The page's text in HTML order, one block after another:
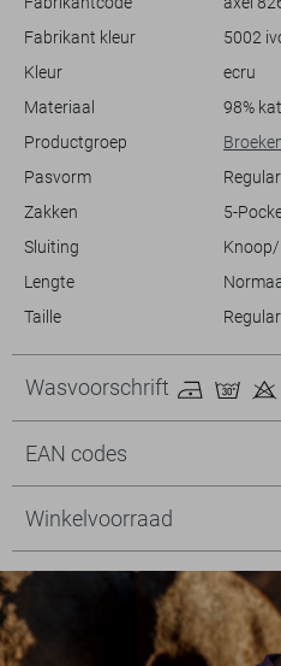
van de gelegenheid. Voeg deze
Fabrikant kleur
5002
Kleur
ecru
Materiaal
98%
Productgroep
Pasvorm
Regular
Zakken
5-
Sluiting
Lengte
Taille
Wasvoorschrift
EAN codes
Winkelvoorraad